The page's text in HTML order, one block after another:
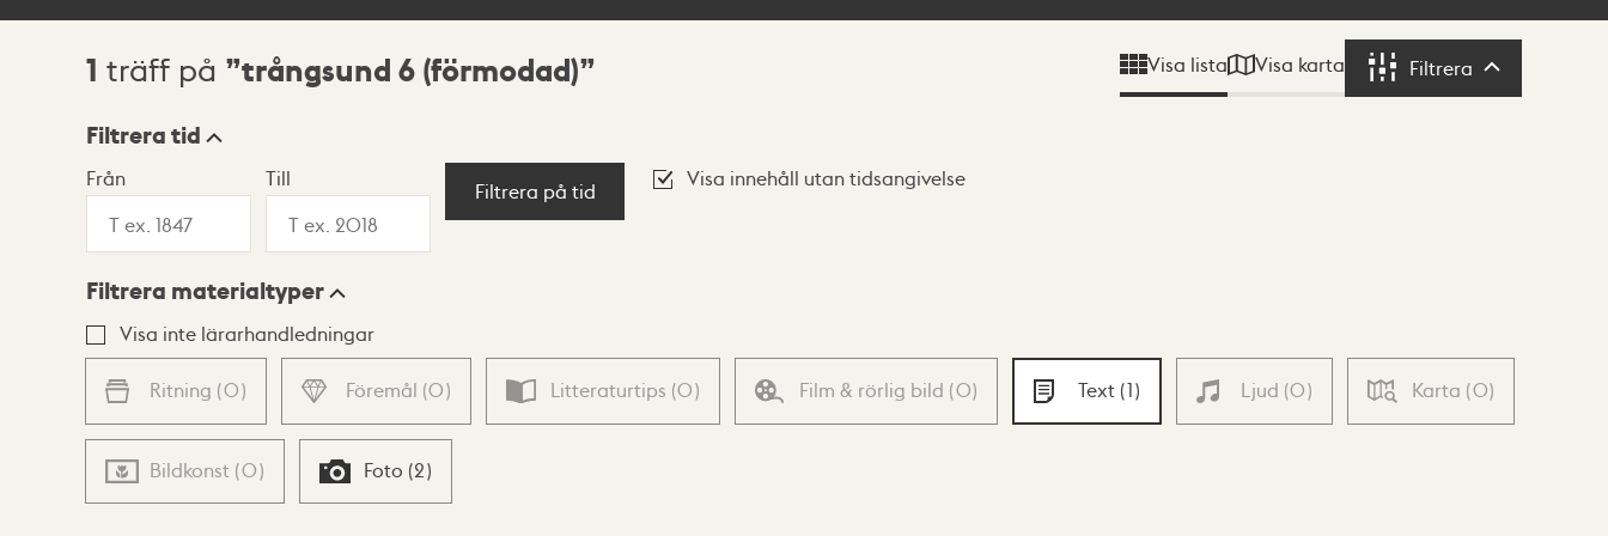
Sökresultat
1 träff på trångsund 6 (förmodad) Visa lista Visa karta Filtrera Filtrera
Visningsläge
Lista Karta
Filtrera tid
Från Till
Filtrera på tid
Visa innehåll utan tidsangivelse
Filtrera materialtyper
Visa inte lärarhandledningar
Ritning (0) Föremål (0) Litteraturtips (0) Film & rörlig bild (0) Text (1) Ljud (0) Karta (0)
Bildkonst (0) Foto (2)